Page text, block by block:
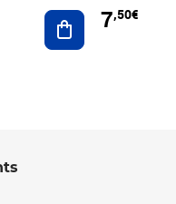
Ajouter au panier
7,50€